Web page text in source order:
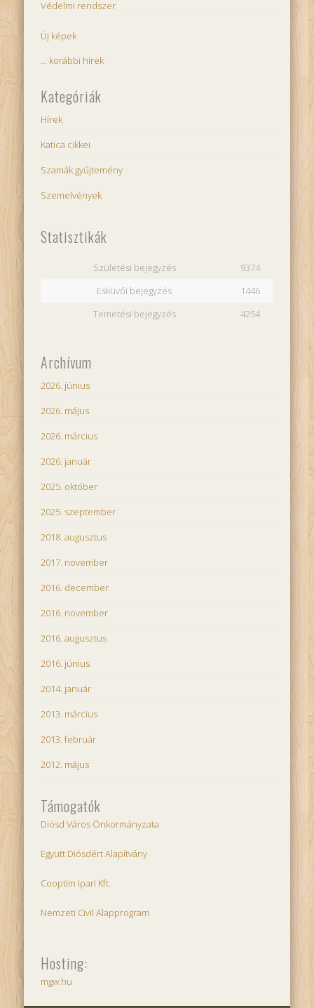
Védelmi rendszer
Új képek
... korábbi hírek
Kategóriák
Hírek
Katica cikkei
Szamák gyűjtemény
Szemelvények
Statisztikák
Születési bejegyzés
9374
Esküvői bejegyzés
1446
Temetési bejegyzés
4254
Archívum
2026. június
2026. május
2026. március
2026. január
2025. október
2025. szeptember
2018. augusztus
2017. november
2016. december
2016. november
2016. augusztus
2016. június
2014. január
2013. március
2013. február
2012. május
Támogatók
Diósd Város Önkormányzata
Együtt Diósdért Alapítvány
Cooptim Ipari Kft.
Nemzeti Civil Alapprogram
Hosting:
mgw.hu